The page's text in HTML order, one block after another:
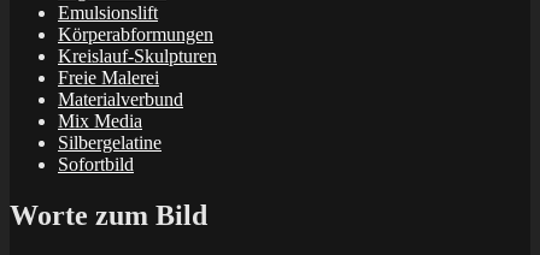
Emulsionslift
Körperabformungen
Kreislauf-Skulpturen
Freie Malerei
Materialverbund
Mix Media
Silbergelatine
Sofortbild
Worte zum Bild